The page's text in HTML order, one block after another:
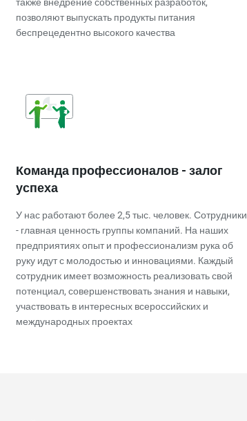
позволяют выпускать продукты питания
беспрецедентно высокого качества
Команда профессионалов - залог
успеха
У нас работают более 2,5 тыс. человек. Сотрудники
- главная ценность группы компаний. На наших
предприятиях опыт и профессионализм рука об
руку идут с молодостью и инновациями. Каждый
сотрудник имеет возможность реализовать свой
потенциал, совершенствовать знания и навыки,
участвовать в интересных всероссийских и
международных проектах